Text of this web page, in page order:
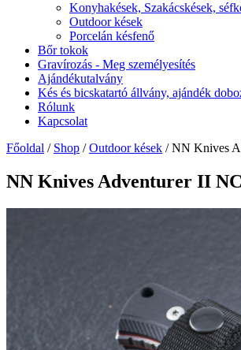
Konyhakések, Szakácskések,
Outdoor kések
Porcelán késfenő
Bőr tokok
Gravírozás - Meg személyesítés
Ajándékutalvány
Kés és bicskatartó állvány, ajándék
Rólunk
Kapcsolat
Főoldal / Shop /Outdoor kések / NN Knives
NN Knives Adventurer II